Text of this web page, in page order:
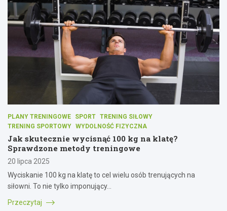
PLANY TRENINGOWE SPORT TRENING SIŁOWY
TRENING SPORTOWY WYDOLNOŚĆ FIZYCZNA
Jak skutecznie wycisnąć 100 kg na klatę?
Sprawdzone metody treningowe
20 lipca 2025
Wyciskanie 100 kg na klatę to cel wielu osób trenujących na
siłowni. To nie tylko imponujący…
Przeczytaj